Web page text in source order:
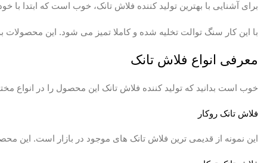
برای آشنایی با بهترین تولید کننده فلاش تانک، خوب است که
با این کار سنگ توالت تخلیه شده و کاملا تمیز می شود. این
معرفی انواع فلاش تانک
خوب است بدانید که تولید کننده فلاش تانک این محصول را در انواع
فلاش تانک روکار
این نمونه از قدیمی ترین فلاش تانک های موجود در بازار است.